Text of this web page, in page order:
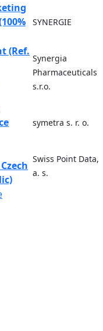
SYNERGIE
(Ref.
Synergia
Pharmaceuticals
s.r.o.
symetra s. r. o.
Swiss Point Data,
a. s.